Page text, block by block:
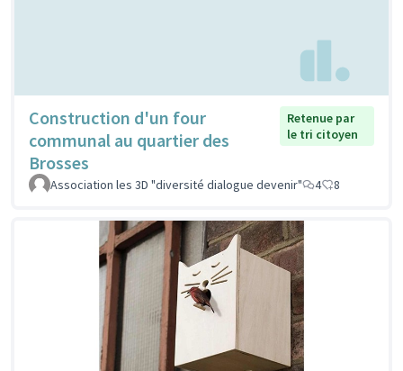
Construction d'un four
communal au quartier des
Brosses
Retenue par
le tri citoyen
Association les 3D "diversité dialogue devenir" 4 8